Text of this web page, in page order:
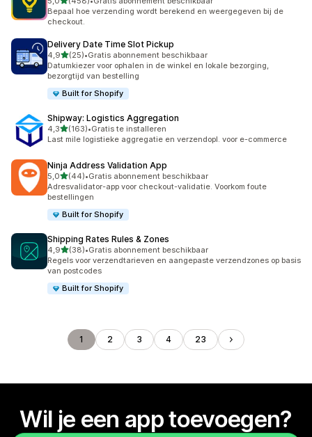
458 recensies in totaal
Bepaal hoe verzending wordt berekend en weergegeven bij de
checkout.
Delivery Date Time Slot Pickup
4,9van 5 sterren
(25)
25 recensies in totaal
•Gratis abonnement beschikbaar
Datumkiezer voor ophalen in de winkel en lokale bezorging,
bezorgtijd van bestelling
Built for Shopify
Shipway: Logistics Aggregation
4,3van 5 sterren
(163)
163 recensies in totaal
•Gratis te installeren
Last mile logistieke aggregatie en verzendopl. voor e-commerce
Ninja Address Validation App
5,0van 5 sterren
(44)
44 recensies in totaal
•Gratis abonnement beschikbaar
Adresvalidator-app voor checkout-validatie. Voorkom foute
bestellingen
Built for Shopify
Shipping Rates Rules & Zones
4,9van 5 sterren
(38)
38 recensies in totaal
•Gratis abonnement beschikbaar
Regels voor verzendtarieven en aangepaste verzendzones op basis
van postcodes
Built for Shopify
1 2 3 4 23
Wil je een app toevoegen?